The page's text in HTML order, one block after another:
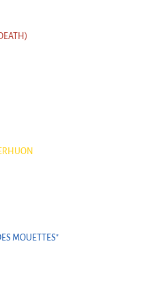
MOUETTES"